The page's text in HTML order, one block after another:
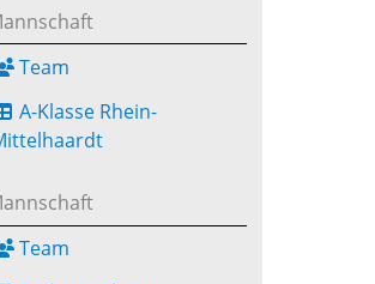
Team
A-Klasse Rhein-
Team